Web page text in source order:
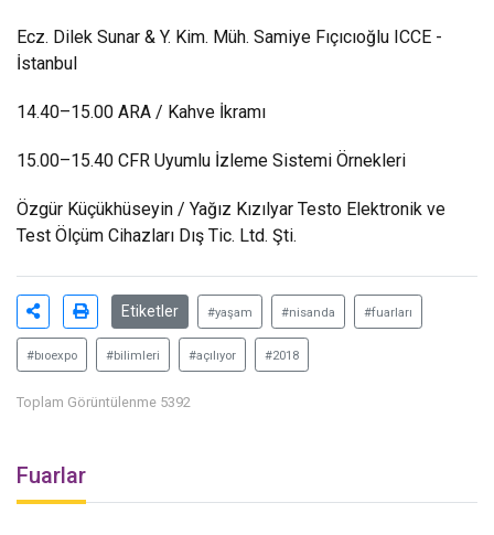
Ecz. Dilek Sunar & Y. Kim. Müh. Samiye Fıçıcıoğlu ICCE -
İstanbul
14.40–15.00 ARA / Kahve İkramı
15.00–15.40 CFR Uyumlu İzleme Sistemi Örnekleri
Özgür Küçükhüseyin / Yağız Kızılyar Testo Elektronik ve
Test Ölçüm Cihazları Dış Tic. Ltd. Şti.
Etiketler #yaşam #nisanda #fuarları
#bıoexpo #bilimleri #açılıyor #2018
Toplam Görüntülenme 5392
Fuarlar